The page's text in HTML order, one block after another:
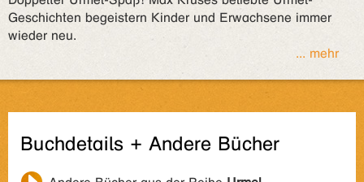
Geschichten begeistern Kinder und Erwachsene immer
wieder neu.
... mehr
Buchdetails + Andere Bücher